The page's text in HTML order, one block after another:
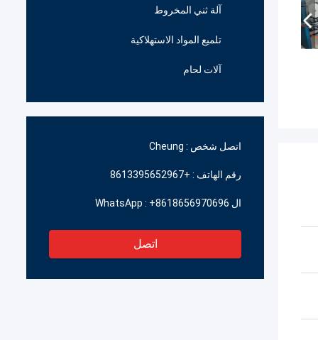
آلة ثني المخروط
تلميع المواد الاستهلاكية
آلات لحام
اتصل شخص : Cheung
رقم الهاتف : +8613395652967
ال WhatsApp : +8618656970696
اتصل